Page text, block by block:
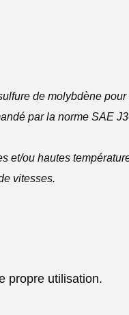
de molybdène
par la norme SAE
ou hautes
vitesses.
propre utilisation.